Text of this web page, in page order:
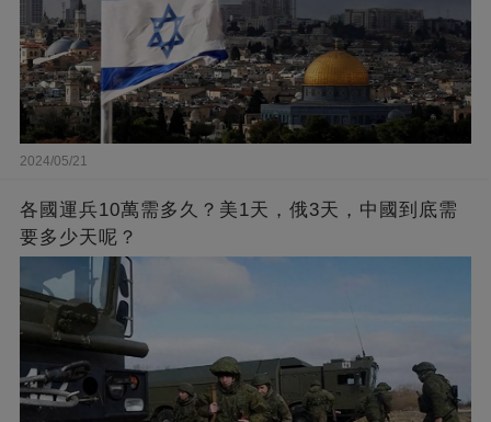
2024/05/21
各國運兵10萬需多久？美1天，俄3天，中國到底需
要多少天呢？